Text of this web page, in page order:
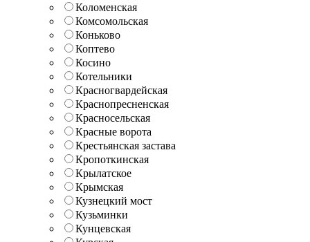
Коломенская
Комсомольская
Коньково
Коптево
Косино
Котельники
Красногвардейская
Краснопресненская
Красносельская
Красные ворота
Крестьянская застава
Кропоткинская
Крылатское
Крымская
Кузнецкий мост
Кузьминки
Кунцевская